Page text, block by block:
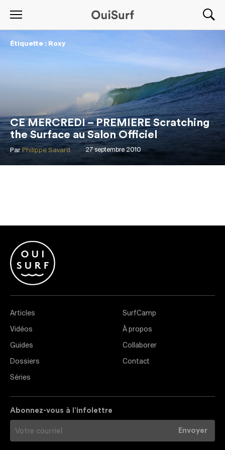
Étiquette : Roxy
CE MERCREDI – PREMIERE Scratching
the Surface au Salon Officiel
27 septembre 2010
Par Philippe Savard
Articles
Vidéos
Guides
Dossiers
Séries
SurfCamp
À propos
Collaborer
Contact
Abonnez-vous à l’infolettre